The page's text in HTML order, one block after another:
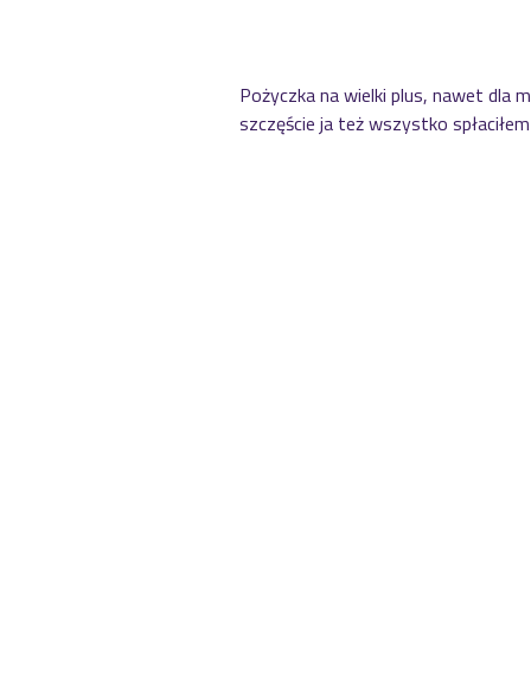
Pożyczka na wielki plus, nawet dla
szczęście ja też wszystko